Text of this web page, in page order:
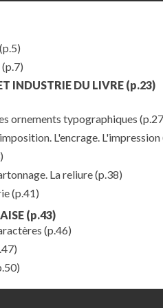
(p.5)
(p.7)
INDUSTRIE DU LIVRE (p.23)
ornements typographiques
L'encrage. L'impression
La reliure(p.38)
(p.41)
(p.43)
(p.46)